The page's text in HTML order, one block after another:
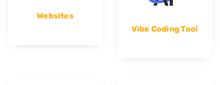
Websites
Vibe Coding Tool